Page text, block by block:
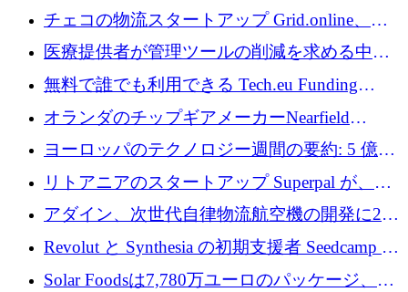
ンス全土に拡大するために1,300万ユーロを確
保
チェコの物流スタートアップ Grid.online、配
送量が 1 年で 10 倍に増加し、400 万ユーロの
医療提供者が管理ツールの削減を求める中、
a16z が Prosper AI を 3,000 万ドルで支援
無料で誰でも利用できる Tech.eu Funding
Explorer のご紹介
オランダのチップギアメーカーNearfield
Instrumentsが3億8,000万ドルを調達
ヨーロッパのテクノロジー週間の要約: 5 億
8,500 万ユーロを超える 60 以上のテクノロジ
ー資金調達取引
リトアニアのスタートアップ Superpal が、
Slack 内に構築された AI コワーカー プラット
フォームのために 50 万ユーロを調達
アダイン、次世代自律物流航空機の開発に250
万ユーロを確保
Revolut と Synthesia の初期支援者 Seedcamp が
3 億 2,000 万ドルを調達、米国に投資
Solar Foodsは7,780万ユーロのパッケージ、5